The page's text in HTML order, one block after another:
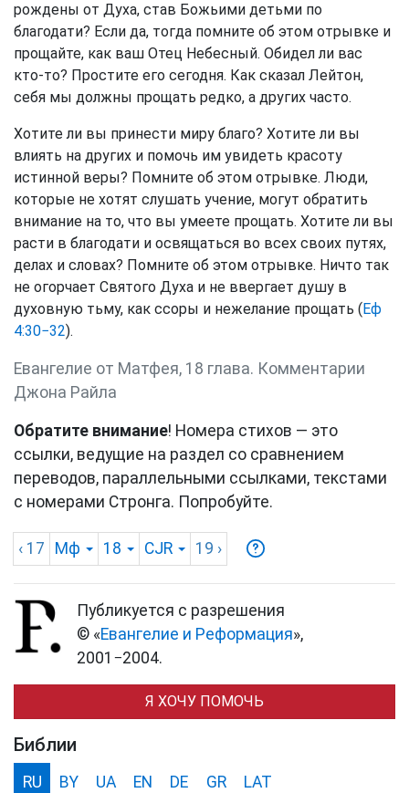
рождены от Духа, став Божьими детьми по
благодати? Если да, тогда помните об этом отрывке и
прощайте, как ваш Отец Небесный. Обидел ли вас
кто-то? Простите его сегодня. Как сказал Лейтон,
себя мы должны прощать редко, а других часто.
Хотите ли вы принести миру благо? Хотите ли вы
влиять на других и помочь им увидеть красоту
истинной веры? Помните об этом отрывке. Люди,
которые не хотят слушать учение, могут обратить
внимание на то, что вы умеете прощать. Хотите ли вы
расти в благодати и освящаться во всех своих путях,
делах и словах? Помните об этом отрывке. Ничто так
не огорчает Святого Духа и не ввергает душу в
духовную тьму, как ссоры и нежелание прощать ( Еф
4:30−32).
Евангелие от Матфея, 18 глава. Комментарии
Джона Райла
Обратите внимание! Номера стихов — это
ссылки, ведущие на раздел со сравнением
переводов, параллельными ссылками, текстами
с номерами Стронга. Попробуйте.
‹ 17 Мф 18 CJR 19 ›
Публикуется с разрешения
© «Евангелие и Реформация»,
2001−2004.
Я ХОЧУ ПОМОЧЬ
Библии
RU BY UA EN DE GR LAT